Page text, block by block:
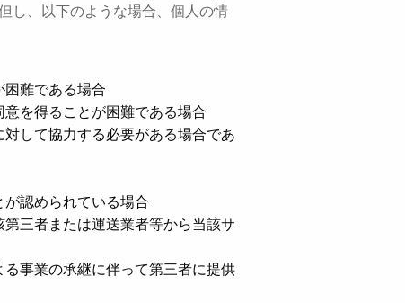
し、以下のような場合、個人の情
困難である場合
を得ることが困難である場合
して協力する必要がある場合であ
認められている場合
三者または運送業者等から当該サ
事業の承継に伴って第三者に提供